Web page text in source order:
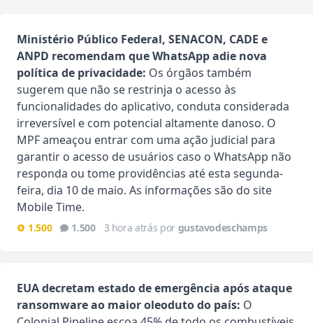
Ministério Público Federal, SENACON, CADE e
ANPD recomendam que WhatsApp adie nova
política de privacidade: Os órgãos também
sugerem que não se restrinja o acesso às
funcionalidades do aplicativo, conduta considerada
irreversível e com potencial altamente danoso. O
MPF ameaçou entrar com uma ação judicial para
garantir o acesso de usuários caso o WhatsApp não
responda ou tome providências até esta segunda-
feira, dia 10 de maio. As informações são do site
Mobile Time.
1.500 1.500 3 hora atrás por gustavodeschamps
EUA decretam estado de emergência após ataque
ransomware ao maior oleoduto do país: O